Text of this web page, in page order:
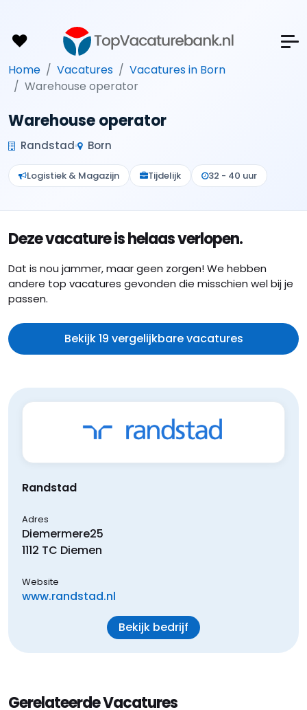
Home Vacatures
Vacatures in Born
Warehouse operator
Warehouse operator
Randstad Born
Logistiek & Magazijn Tijdelijk 32 - 40 uur
Deze vacature is helaas verlopen.
Dat is nou jammer, maar geen zorgen! We hebben
andere top vacatures gevonden die misschien wel bij je
passen.
Bekijk 19 vergelijkbare vacatures
Randstad
Adres
Diemermere25
1112 TC Diemen
Website
www.randstad.nl
Bekijk bedrijf
Gerelateerde Vacatures